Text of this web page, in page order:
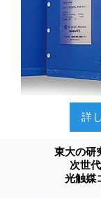
詳
東大の研
次世
光触媒